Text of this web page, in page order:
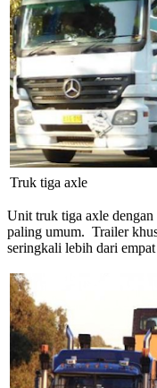
Truk tiga axle
Unit truk tiga axle
paling umum. Trailer
seringkali lebih dari